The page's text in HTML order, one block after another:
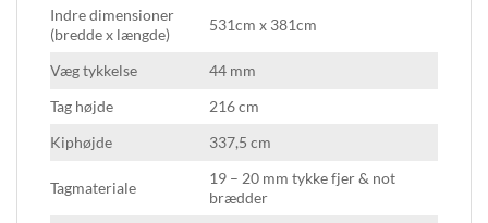
Indre dimensioner
(bredde x længde)
531cm x 381cm
Væg tykkelse
44 mm
Tag højde
216 cm
Kiphøjde
337,5 cm
Tagmateriale
19 – 20 mm tykke fjer & not
brædder